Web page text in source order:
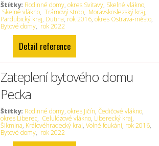
Štítky: Rodinné domy,okres Svitavy, Skelné vlákno,
Skelné vlákno, Trámový strop, Moravskoslezský kraj,
Pardubický kraj, Dutina, rok 2016,okres Ostrava-město,
Bytové domy, rok 2022
Detail reference
Zateplení bytového domu
Pecka
Štítky: Rodinné domy,okres Jičín,Čedičové vlákno,
okres Liberec, Celulózové vlákno, Liberecký kraj,
Šikmina, Královéhradecký kraj,Volné foukání, rok 2016,
Bytové domy, rok 2022